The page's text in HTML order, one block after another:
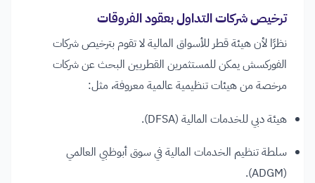
ترخيص شركات التداول بعقود الفروقات
نظرًا لأن هيئة قطر للأسواق المالية لا تقوم بترخيص شركات
الفوركسش يمكن للمستثمرين القطريين البحث عن شركات
مرخصة من هيئات تنظيمية عالمية معروفة، مثل:
هيئة دبي للخدمات المالية (DFSA).
سلطة تنظيم الخدمات المالية في سوق أبوظبي العالمي
(ADGM).